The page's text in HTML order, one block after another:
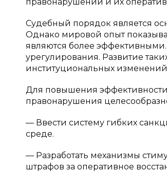
Судебный порядок является
Однако мировой опыт
являются более
урегулирования. Развитие
институциональных
Для повышения эффективности
правонарушения
— Ввести систему гибких
среде.
— Разработать механизмы
штрафов за оперативное